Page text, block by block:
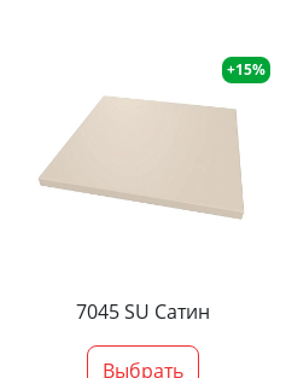
+15%
7045 SU Сатин
Выбрать